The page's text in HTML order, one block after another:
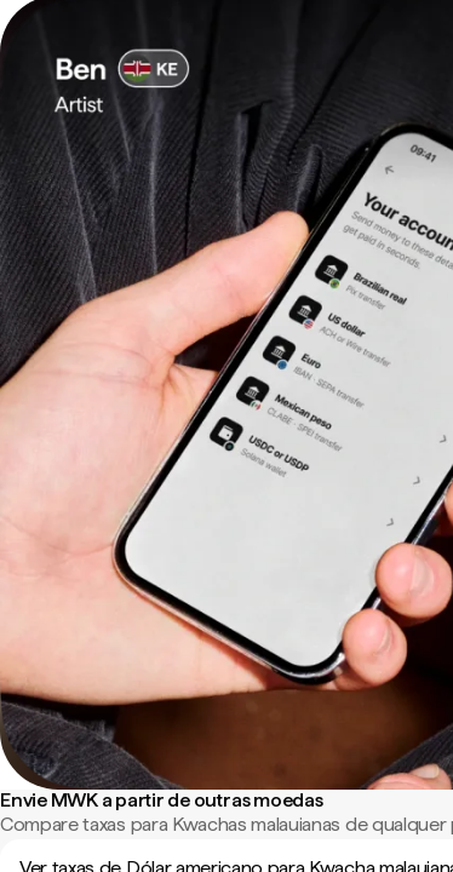
Envie MWK a partir de outras moedas
Compare taxas para Kwachas malauianas de